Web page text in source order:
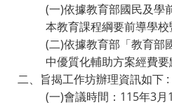
(一)依據教育部國民及學
本教育課程綱要前導學校
(二)依據教育部「教育部
中優質化輔助方案經費要
二、旨揭工作坊辦理資訊如下 :
(一)會議時間：115年3